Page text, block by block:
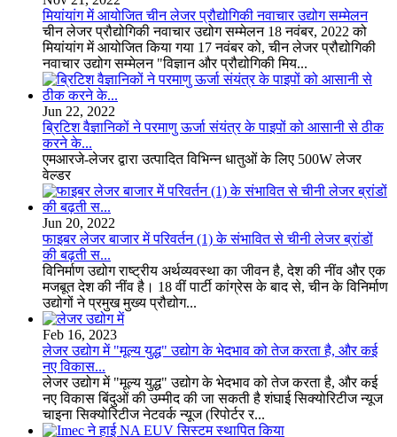
मियांयांग में आयोजित चीन लेजर प्रौद्योगिकी नवाचार उद्योग सम्मेलन
चीन लेजर प्रौद्योगिकी नवाचार उद्योग सम्मेलन 18 नवंबर, 2022 को
मियांयांग में आयोजित किया गया 17 नवंबर को, चीन लेजर प्रौद्योगिकी
नवाचार उद्योग सम्मेलन "विज्ञान और प्रौद्योगिकी मिय...
Jun 22, 2022
ब्रिटिश वैज्ञानिकों ने परमाणु ऊर्जा संयंत्र के पाइपों को आसानी से ठीक
करने के...
एमआरजे-लेजर द्वारा उत्पादित विभिन्न धातुओं के लिए 500W लेजर
वेल्डर
Jun 20, 2022
फाइबर लेजर बाजार में परिवर्तन (1) के संभावित से चीनी लेजर ब्रांडों
की बढ़ती स...
विनिर्माण उद्योग राष्ट्रीय अर्थव्यवस्था का जीवन है, देश की नींव और एक
मजबूत देश की नींव है। 18 वीं पार्टी कांग्रेस के बाद से, चीन के विनिर्माण
उद्योगों ने प्रमुख मुख्य प्रौद्योग...
Feb 16, 2023
लेजर उद्योग में "मूल्य युद्ध" उद्योग के भेदभाव को तेज करता है, और कई
नए विकास...
लेजर उद्योग में "मूल्य युद्ध" उद्योग के भेदभाव को तेज करता है, और कई
नए विकास बिंदुओं की उम्मीद की जा सकती है शंघाई सिक्योरिटीज न्यूज
चाइना सिक्योरिटीज नेटवर्क न्यूज (रिपोर्टर र...